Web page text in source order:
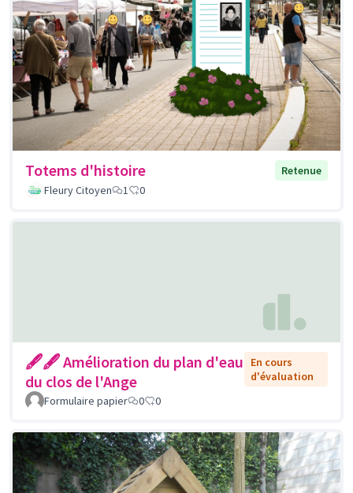
Totems d'histoire
Retenue
Fleury Citoyen
1 0
🖋🖋 Amélioration du plan d'eau
du clos de l'Ange
En cours
d'évaluation
Formulaire papier
0 0